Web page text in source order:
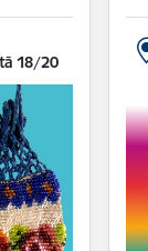
18/20